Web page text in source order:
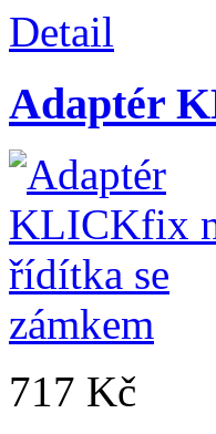
Detail
Adaptér
717 Kč